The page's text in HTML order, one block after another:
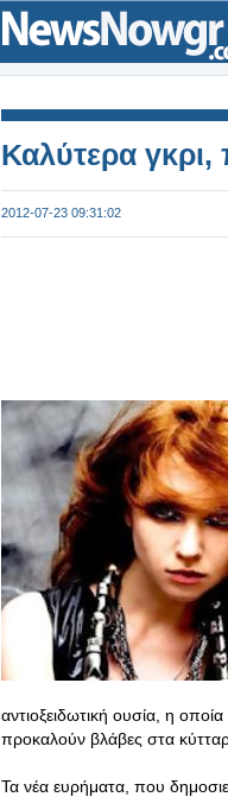
Καλύτερα γκρι,
2012-07-23 09:31:02
αντιοξειδωτική ουσία, η
προκαλούν βλάβες στα
Τα νέα ευρήματα, που